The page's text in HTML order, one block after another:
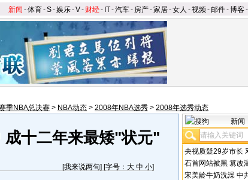
新闻 -体育-S-娱乐-V- 财经- IT-汽车- 房产-家居-女人 -视频-邮件-博客-
季NBA总决赛 > NBA动态 > 2008年NBA选秀 > 2008年选秀动态
成十二年来最矮"状元"
[我来说两句] [字号： 大 中 小]
新闻
央视质疑29岁市长
石首网站被黑 篡改
宋美龄牛奶洗澡 中